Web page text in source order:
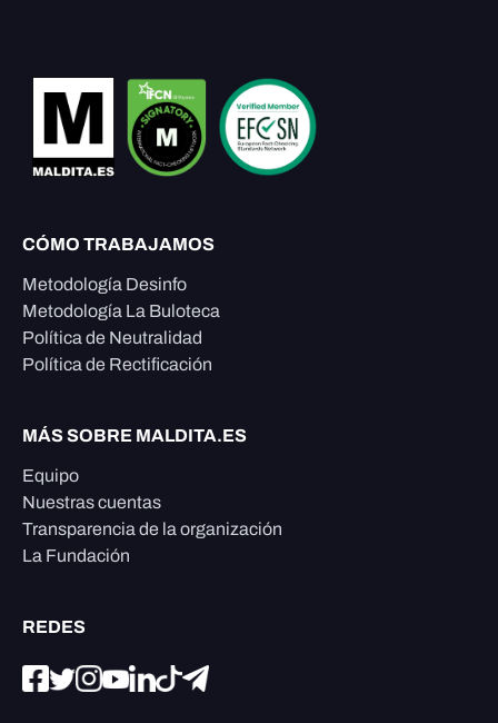
CÓMO TRABAJAMOS
Metodología Desinfo
Metodología La Buloteca
Política de Neutralidad
Política de Rectificación
MÁS SOBRE MALDITA.ES
Equipo
Nuestras cuentas
Transparencia de la organización
La Fundación
REDES